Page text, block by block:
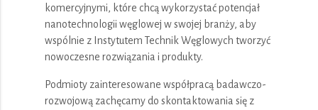
komercyjnymi, które chcą wykorzystać potencjał
nanotechnologii węglowej w swojej branży, aby
wspólnie z Instytutem Technik Węglowych tworzyć
nowoczesne rozwiązania i produkty.
Podmioty zainteresowane współpracą badawczo-
rozwojową zachęcamy do skontaktowania się z